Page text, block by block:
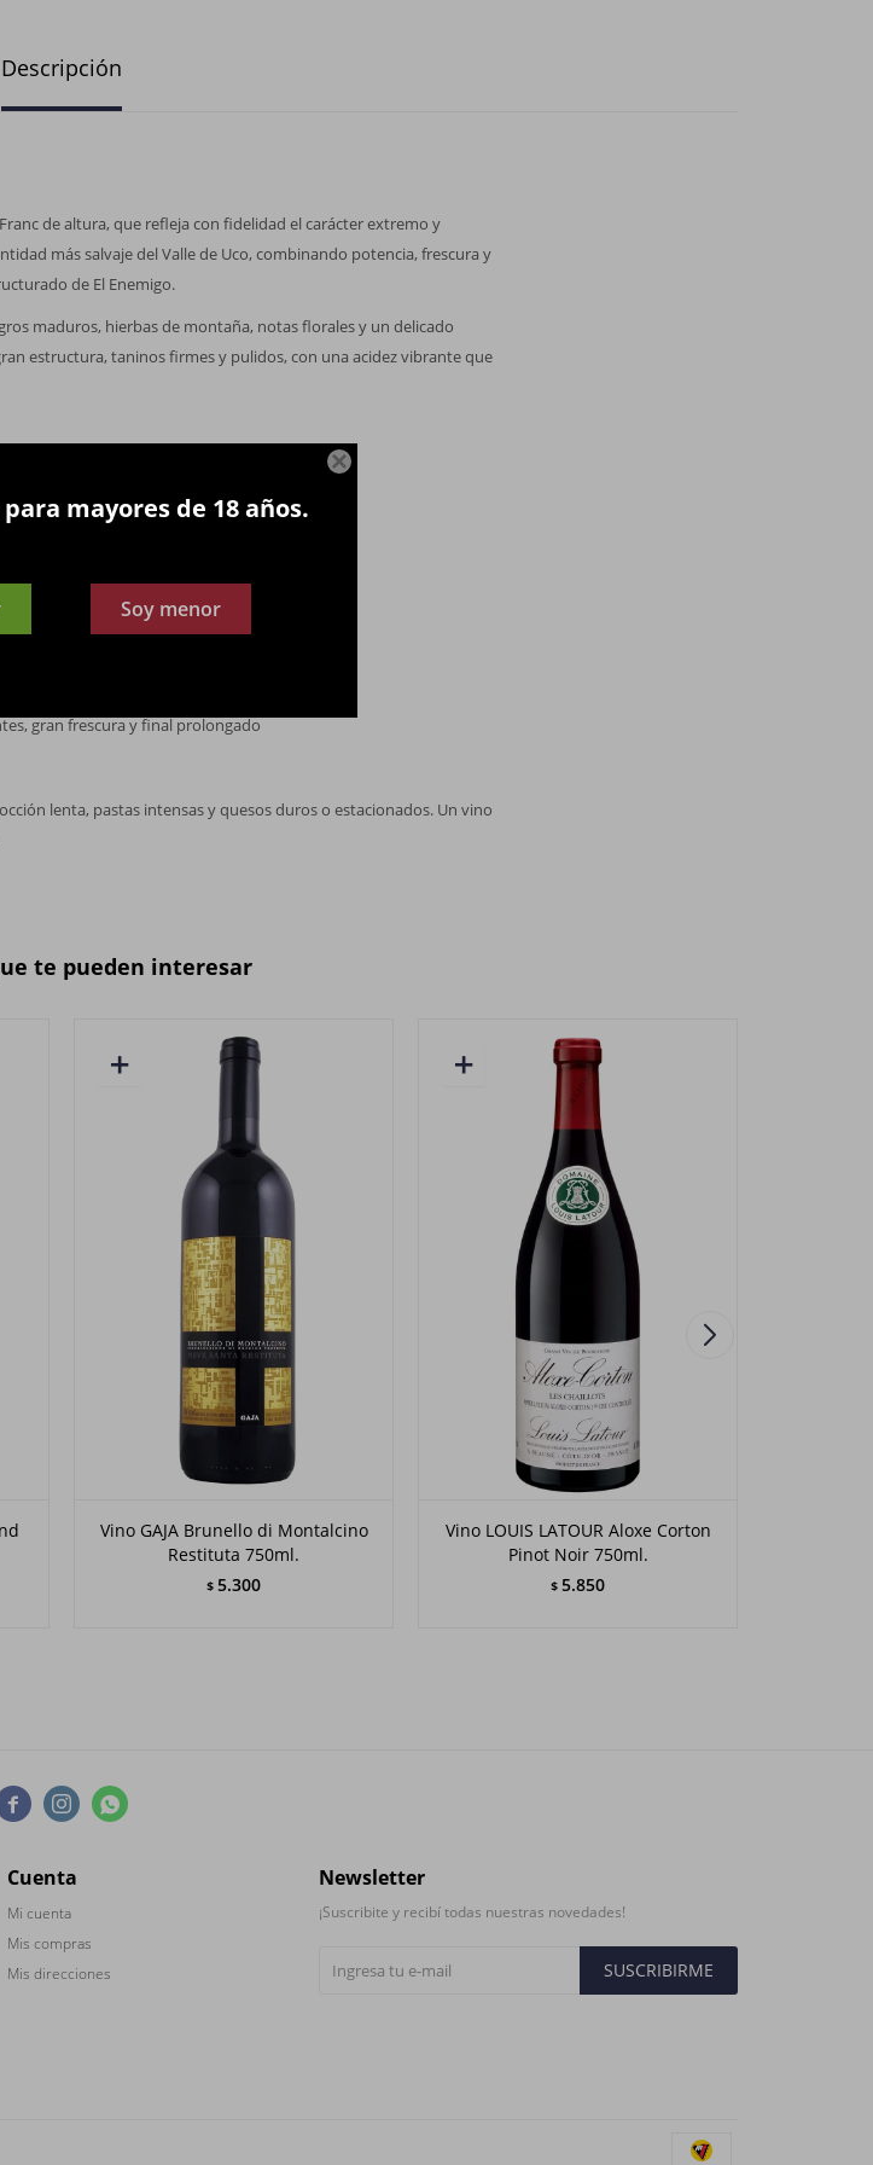

mayores de 18 años.
Soy menor
Descripción
de altura, que refleja con fidelidad el carácter extremo y
más salvaje del Valle de Uco, combinando potencia, frescura y
de El Enemigo.
maduros, hierbas de montaña, notas florales y un delicado
estructura, taninos firmes y pulidos, con una acidez vibrante que
y notas minerales
gran frescura y final prolongado
lenta, pastas intensas y quesos duros o estacionados. Un vino
te pueden interesar
Vino GAJA Brunello di Montalcino
Restituta 750ml.
$ 5.300
Vino LOUIS LATOUR Aloxe Corton
Pinot Noir 750ml.
$ 5.850
  
Cuenta
Mi cuenta
Mis compras
Mis direcciones
Newsletter
¡Suscribite y recibí todas nuestras novedades!
SUSCRIBIRME